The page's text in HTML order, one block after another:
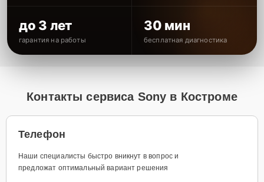
до 3 лет
гарантия на работы
30 мин
бесплатная диагностика
Контакты сервиса Sony в Костроме
Телефон
Наши специалисты быстро вникнут в вопрос и
предложат оптимальный вариант решения